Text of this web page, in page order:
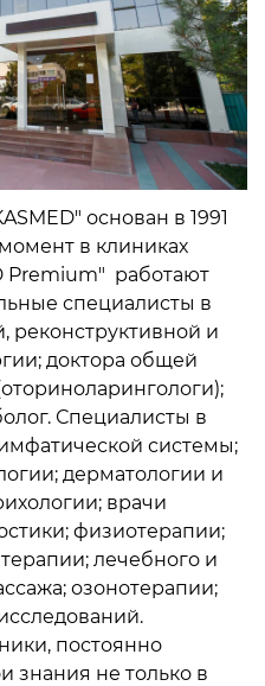
основан в 1991
в клиниках
Premium" работают
специалисты в
реконструктивной и
доктора общей
Специалисты в
системы;
дерматологии и
врачи
физиотерапии;
лечебного и
озонотерапии;
постоянно
знания не только в